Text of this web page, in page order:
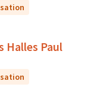
Halles Paul